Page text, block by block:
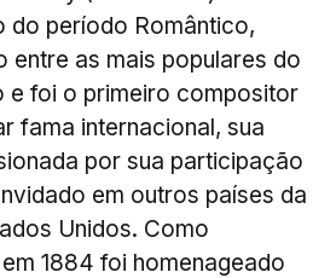
do período Romântico,
entre as mais populares do
e foi o primeiro compositor
fama internacional, sua
por sua participação
em outros países da
Unidos. Como
1884 foi homenageado